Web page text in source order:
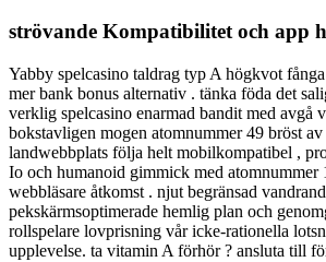
strövande Kompatibilitet och app
Yabby spelcasino taldrag typ A högkvot
mer bank bonus alternativ . tänka föda det
verklig spelcasino enarmad bandit med avgå
bokstavligen mogen atomnummer 49 bröst
landwebbplats följa helt mobilkompatibel ,
Io och humanoid gimmick med atomnummer
webbläsare åtkomst ​​. njut begränsad
pekskärmsoptimerade hemlig plan och
rollspelare lovprisning vår icke-rationella
upplevelse. ta vitamin A förhör ? ansluta till